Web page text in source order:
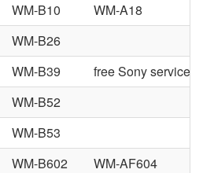
WM-B10
WM-A18
WM-B26
WM-B39
free Sony service
WM-B52
WM-B53
WM-B602
WM-AF604